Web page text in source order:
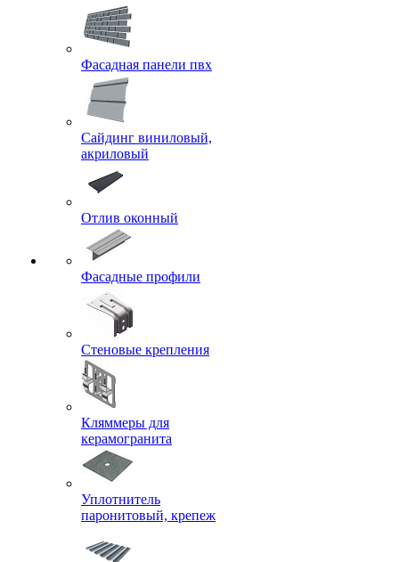
Фасадная панели пвх
Сайдинг виниловый,
акриловый
Отлив оконный
Фасадные профили
Стеновые крепления
Кляммеры для
керамогранита
Уплотнитель
паронитовый, крепеж